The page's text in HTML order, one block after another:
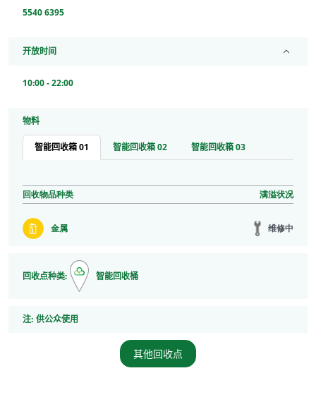
5540 6395
开放时间
10:00 - 22:00
物料
智能回收箱 01 智能回收箱 02 智能回收箱 03
回收物品种类 满溢状况
金属 维修中
回收点种类: 智能回收桶
注: 注
供公众使用
其他回收点